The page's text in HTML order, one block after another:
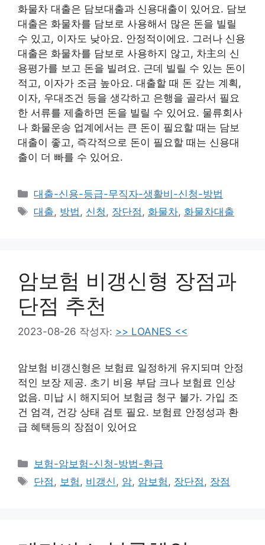
화물차 대출은 담보대출과 신용대출이 있어요. 담보
대출은 화물차를 담보로 사용해서 많은 돈을 빌릴
수 있고, 이자도 낮아요. 안정적이에요. 그러나 신용
대출은 화물차를 담보로 사용하지 않고, 차主의 신
용평가를 보고 돈을 빌려요. 근데 빌릴 수 있는 돈이
적고, 이자가 조금 높아요. 대출할 때 돈 갚는 계획,
이자, 우대조건 등을 생각하고 은행을 골라서 필요
한 서류를 제출하면 돈을 빌릴 수 있어요. 물류회사
나 화물운송 업계에서는 큰 돈이 필요할 때는 담보
대출이 좋고, 즉각적으로 돈이 필요할 때는 신용대
출이 더 빠를 수 있어요.
카
테
고
대출-신용-등급-무직자-생활비-신청-방법
태
대출, 방법 , 신청 , 장단점 , 화물차, 화물차대출
암보험 비갱신형 장점과
단점 추천
2023-08-26 작성자: >> LOANES <<
암보험 비갱신형은 보험료 일정하게 유지되며 안정
적인 보장 제공. 초기 비용 부담 크나 보험료 인상
없음. 미납 시 해지되어 보험금 청구 불가. 가입 조
건 엄격, 건강 상태 검토 필요. 보험료 안정성과 환
급 혜택등의 장점이 있어요
카
테
보험-암보험-신청-방법-환급
태
단점, 보험, 비갱신, 암, 암보험, 장단점, 장점